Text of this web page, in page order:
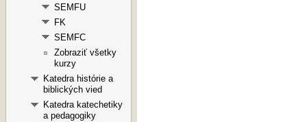
SEMFU
FK
SEMFC
Zobraziť všetky
kurzy
Katedra histórie a
biblických vied
Katedra katechetiky
a pedagogiky